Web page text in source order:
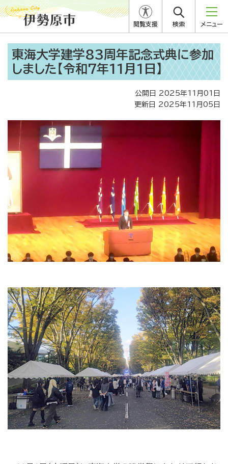
閲覧支援 検索 メニュー
東海大学建学83周年記念式典に参加
しました【令和7年11月1日】
公開日 2025年11月01日
更新日 2025年11月05日